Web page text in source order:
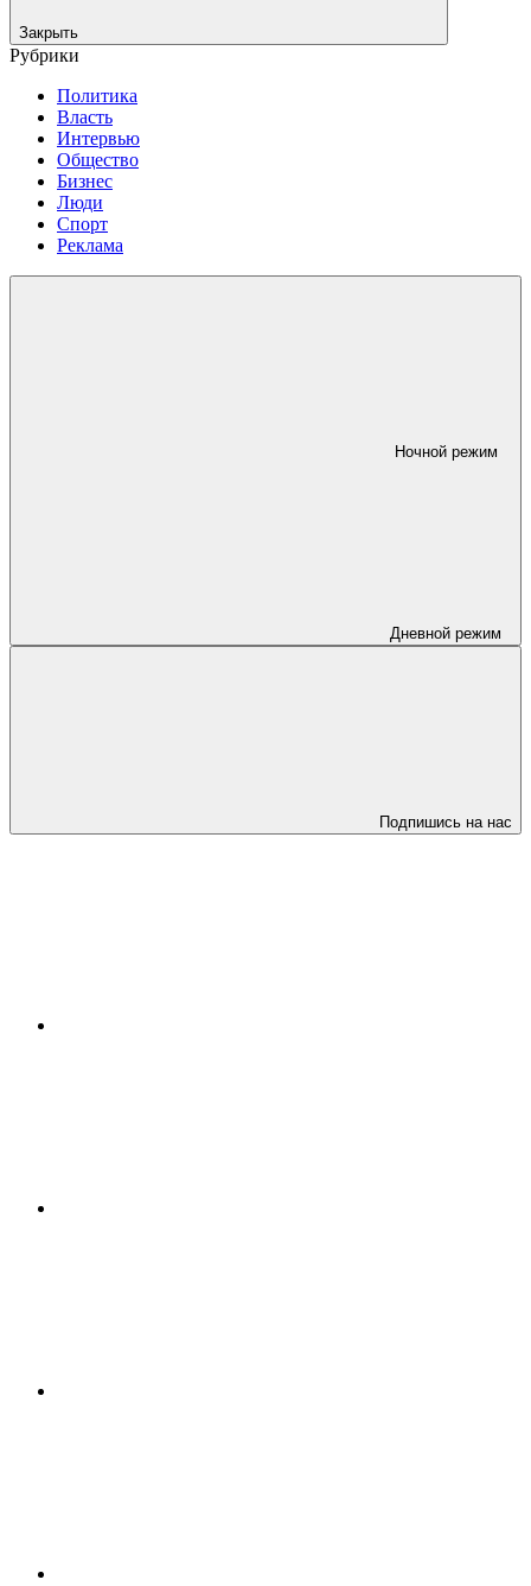
Закрыть
Рубрики
Политика
Власть
Интервью
Общество
Бизнес
Люди
Спорт
Реклама
Ночной режим
Дневной режим
Подпишись на нас